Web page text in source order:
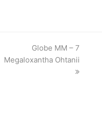
next
post:
Globe MM – 7
Megaloxantha Ohtanii